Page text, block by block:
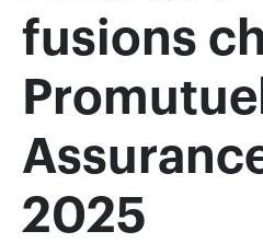
fusions
Promutuel
2025